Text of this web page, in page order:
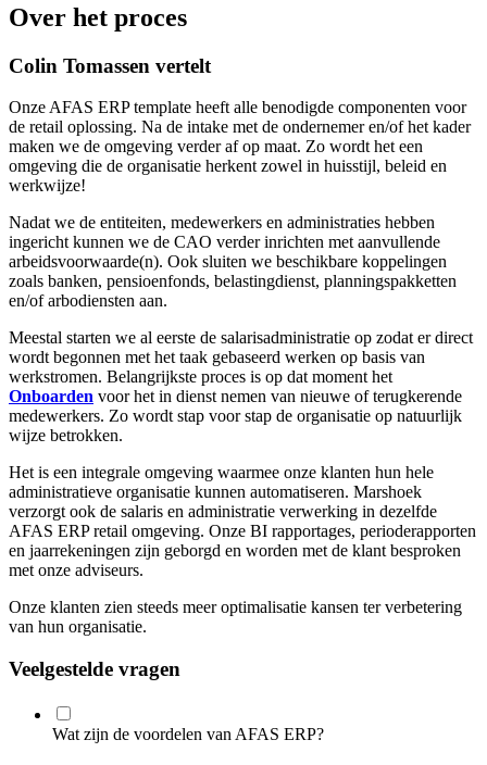
Over het proces
Colin Tomassen vertelt
Onze AFAS ERP template heeft alle benodigde componenten voor
de retail oplossing. Na de intake met de ondernemer en/of het kader
maken we de omgeving verder af op maat. Zo wordt het een
omgeving die de organisatie herkent zowel in huisstijl, beleid en
werkwijze!
Nadat we de entiteiten, medewerkers en administraties hebben
ingericht kunnen we de CAO verder inrichten met aanvullende
arbeidsvoorwaarde(n). Ook sluiten we beschikbare koppelingen
zoals banken, pensioenfonds, belastingdienst, planningspakketten
en/of arbodiensten aan.
Meestal starten we al eerste de salarisadministratie op zodat er direct
wordt begonnen met het taak gebaseerd werken op basis van
werkstromen. Belangrijkste proces is op dat moment het
Onboarden voor het in dienst nemen van nieuwe of terugkerende
medewerkers. Zo wordt stap voor stap de organisatie op natuurlijk
wijze betrokken.
Het is een integrale omgeving waarmee onze klanten hun hele
administratieve organisatie kunnen automatiseren. Marshoek
verzorgt ook de salaris en administratie verwerking in dezelfde
AFAS ERP retail omgeving. Onze BI rapportages, perioderapporten
en jaarrekeningen zijn geborgd en worden met de klant besproken
met onze adviseurs.
Onze klanten zien steeds meer optimalisatie kansen ter verbetering
van hun organisatie.
Veelgestelde vragen
Wat zijn de voordelen van AFAS ERP?